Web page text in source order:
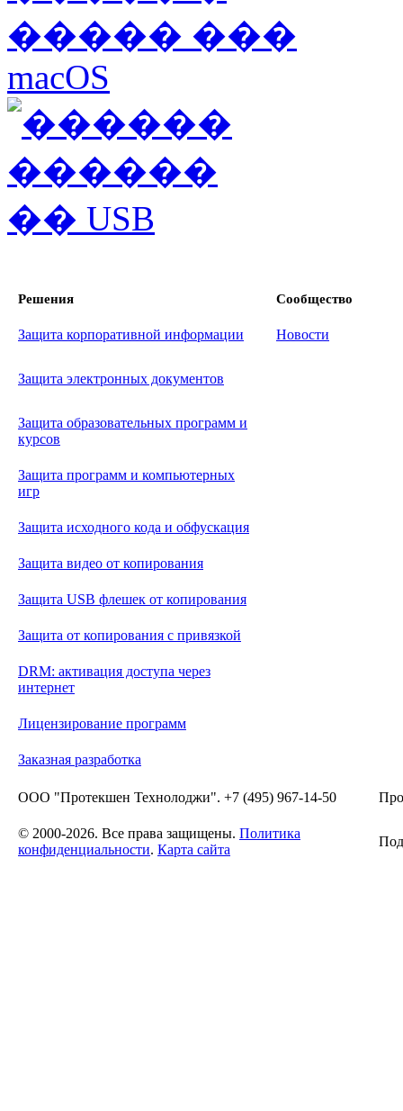
Решения Сообщество
Защита корпоративной информации Новости
Защита электронных документов
Защита образовательных программ и
курсов
Защита программ и компьютерных
игр
Защита исходного кода и обфускация
Защита видео от копирования
Защита USB флешек от копирования
Защита от копирования с привязкой
DRM: активация доступа через
интернет
Лицензирование программ
Заказная разработка
ООО "Протекшен Технолоджи". +7 (495) 967-14-50
© 2000-2026. Все права защищены. Политика
конфиденциальности. Карта сайта